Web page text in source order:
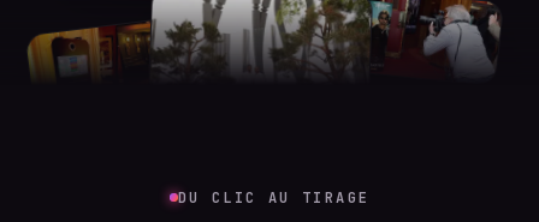
DU CLIC AU TIRAGE